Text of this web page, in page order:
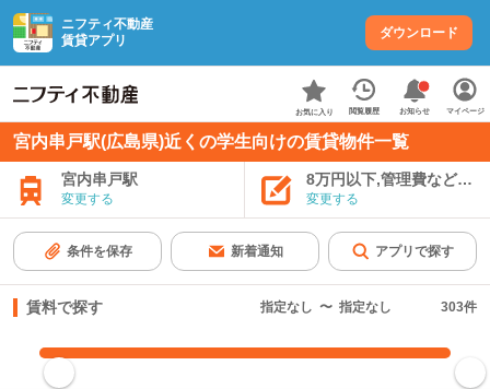
ニフティ不動産
賃貸アプリ
ダウンロード
お気に入り 閲覧履歴 お知らせ マイページ
宮内串戸駅(広島県)近くの学生向けの賃貸物件一覧
宮内串戸駅
変更する
8万円以下,管理費など込み
変更する
条件を保存 新着通知 アプリで探す
賃料で探す 指定なし 〜 指定なし 303件